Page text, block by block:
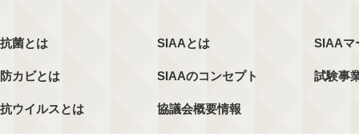
抗菌とは
防カビとは
抗ウイルスとは
SIAAとは
SIAAのコンセプト
協議会概要情報
SIAAマ
試験事